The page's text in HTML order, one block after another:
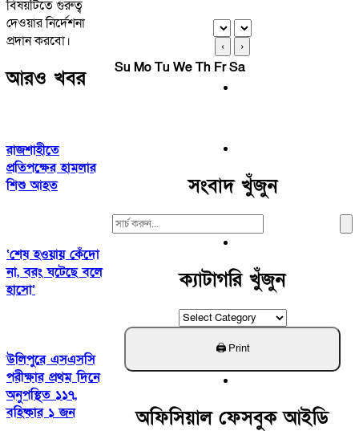
বিষয়টিতে গুরুত্ব
দেওয়ার নির্দেশনা
প্রদান করবো।
আরও খবর
রাজশাহীতে
প্রতিপক্ষের হামলার
শিশু আহত
‘শেষ হওয়ায় কেঁদো
না, বরং ঘটেছে বলে
হাসো’
উলিপুরে এসএসসি
পরীক্ষার প্রথম দিনে
অনুপস্থিত ১১৭,
বহিষ্কার ১ জন
‹ ›
Su MoTu WeTh FrSa
সংবাদ খুঁজুন
Search
ক্যাটাগরি খুঁজুন
ক্যাটাগরি
খুঁজুন
অফিসিয়াল ফেসবুক আইডি